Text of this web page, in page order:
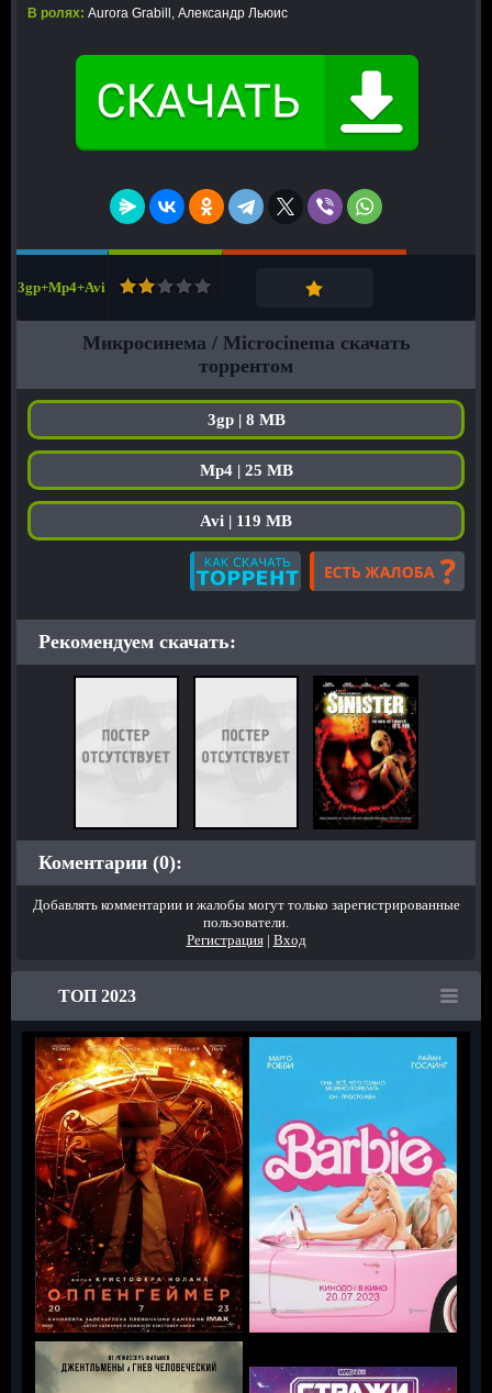
В ролях: Aurora Grabill, Александр Льюис
3gp+Mp4+Avi
Микросинема / Microcinema скачать
торрентом
3gp | 8 MB
Mp4 | 25 MB
Avi | 119 MB
Рекомендуем скачать:
Коментарии (0):
Добавлять комментарии и жалобы могут только зарегистрированные
пользователи.
Регистрация| Вход
ТОП 2023